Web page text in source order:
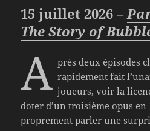
15 juillet 2026 –
The Story of
A près deux épisodes
rapidement fait
joueurs, voir la
doter d’un troisième opus en
proprement parler une